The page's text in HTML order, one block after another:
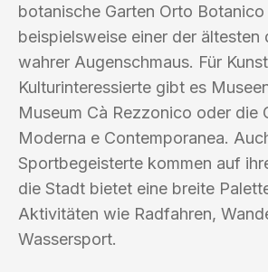
botanische Garten Orto
beispielsweise einer der ältesten
wahrer Augenschmaus. Für
Kulturinteressierte gibt es
Museum Cà Rezzonico oder die
Moderna e Contemporanea.
Sportbegeisterte kommen auf
die Stadt bietet eine breite
Aktivitäten wie Radfahren,
Wassersport.